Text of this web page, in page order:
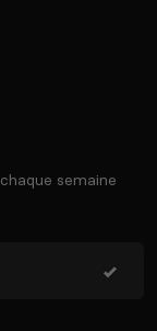
semaine